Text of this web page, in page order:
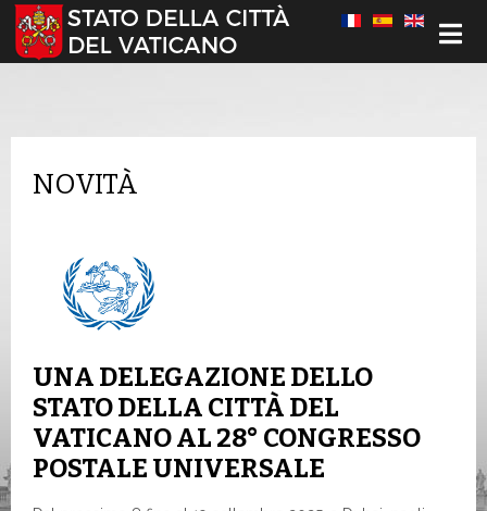
Seleziona la tua lingua
NOVITÀ
UNA DELEGAZIONE DELLO
STATO DELLA CITTÀ DEL
VATICANO AL 28° CONGRESSO
POSTALE UNIVERSALE